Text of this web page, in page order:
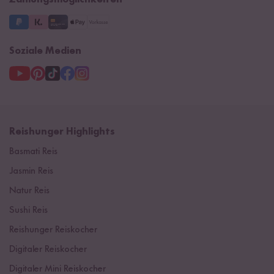
Soziale Medien
Reishunger Highlights
Basmati Reis
Jasmin Reis
Natur Reis
Sushi Reis
Reishunger Reiskocher
Digitaler Reiskocher
Digitaler Mini Reiskocher